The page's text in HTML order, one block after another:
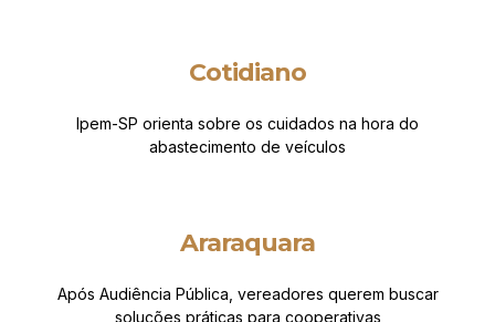
Cotidiano
Ipem-SP orienta sobre os cuidados na hora do
abastecimento de veículos
Araraquara
Após Audiência Pública, vereadores querem buscar
soluções práticas para cooperativas